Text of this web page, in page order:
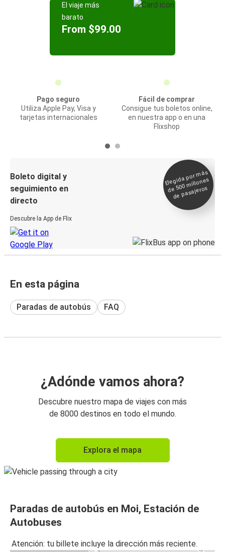
El viaje más
barato
From $99.00
Pago seguro
Utiliza Apple Pay, Visa y
tarjetas internacionales
Fácil de comprar
Consigue tus boletos online,
en nuestra app o en una
Flixshop
Boleto digital y
seguimiento en
directo
Descubre la App de Flix
Elegida por
más
de 500
millones
de pasajeros
En esta página
Paradas de autobús FAQ
¿Adónde vamos ahora?
Descubre nuestro mapa de viajes con más
de 8000 destinos en todo el mundo.
Explora el mapa
Paradas de autobús en Moi, Estación de
Autobuses
Atención: tu billete incluye la dirección más reciente.